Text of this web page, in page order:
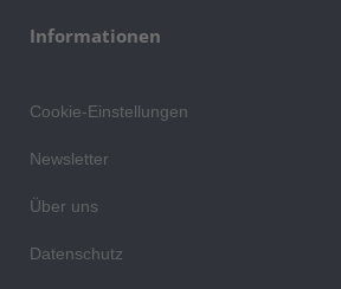
Informationen
Cookie-Einstellungen
Newsletter
Über uns
Datenschutz